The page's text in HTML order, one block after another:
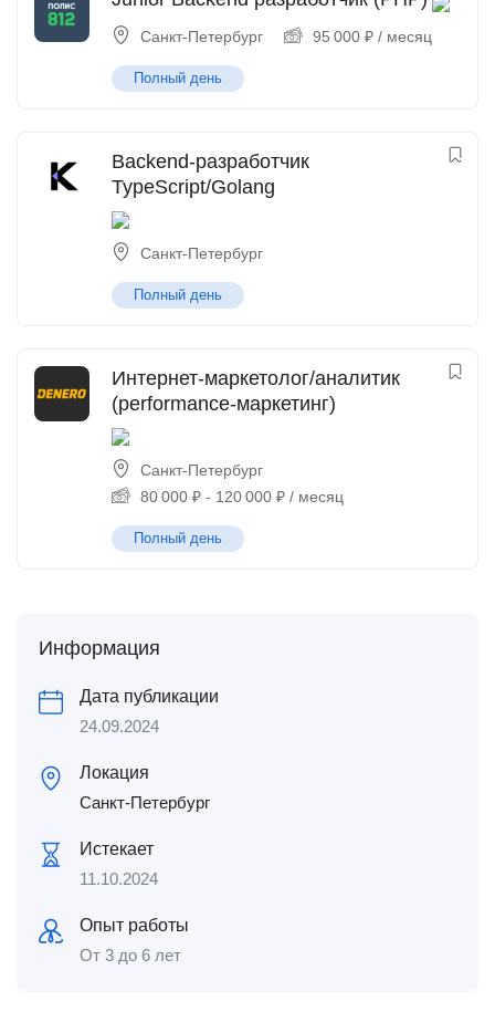
Санкт-Петербург 95 000 ₽ / месяц
Полный день
Backend-разработчик
TypeScript/Golang
Санкт-Петербург
Полный день
Интернет-маркетолог/аналитик
(performance-маркетинг)
Санкт-Петербург
80 000 ₽ - 120 000 ₽ / месяц
Полный день
Информация
Дата публикации
24.09.2024
Локация
Санкт-Петербург
Истекает
11.10.2024
Опыт работы
От 3 до 6 лет